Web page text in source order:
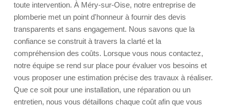
toute intervention. À Méry-sur-Oise, notre entreprise de
plomberie met un point d'honneur à fournir des devis
transparents et sans engagement. Nous savons que la
confiance se construit à travers la clarté et la
compréhension des coûts. Lorsque vous nous contactez,
notre équipe se rend sur place pour évaluer vos besoins et
vous proposer une estimation précise des travaux à réaliser.
Que ce soit pour une installation, une réparation ou un
entretien, nous vous détaillons chaque coût afin que vous